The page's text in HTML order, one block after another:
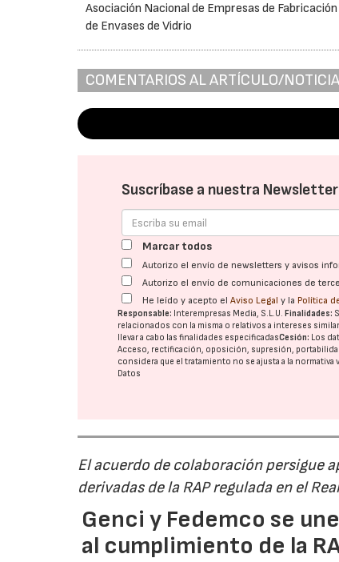
Asociación Nacional de Empresas de
de Envases de Vidrio
COMENTARIOS AL ARTÍCULO/NOTICIA
Suscríbase a nuestra
Marcar todos
Autorizo el envío de newsletters y avisos
Autorizo el envío de comunicaciones de
He leído y acepto elAviso Legal y la Política
Responsable: Interempresas Media, S.L.U. Finalidades:
relacionados con la misma o relativos a intereses
llevar a cabo las finalidades especificadasCesión: Los
Acceso, rectificación, oposición, supresión,
considera que el tratamiento no se ajusta a la
Datos
El acuerdo de colaboración persigue
derivadas de la RAP regulada en el
Genci y Fedemco se
al cumplimiento de la